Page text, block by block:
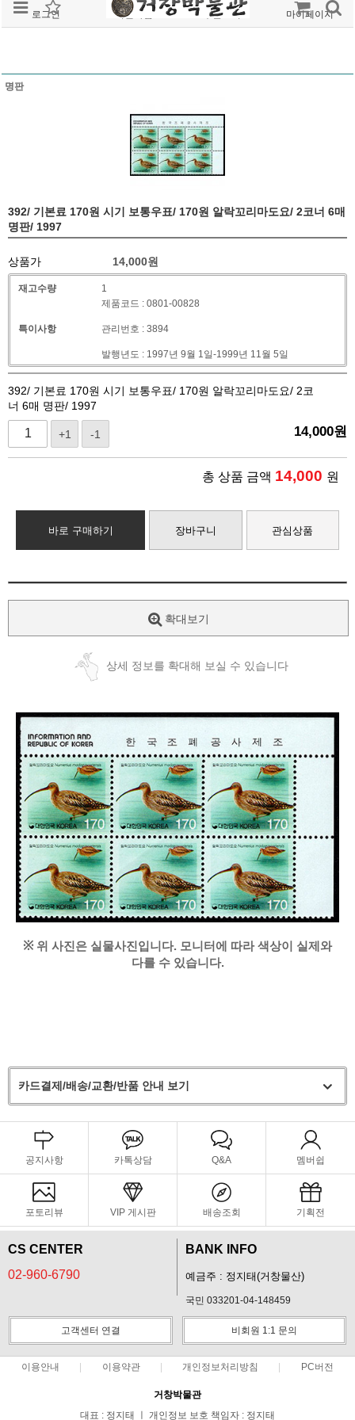
로그인 회원가입 주문조회 마이페이지
명판
392/ 기본료 170원 시기 보통우표/ 170원 알락꼬리마도요/ 2코너 6매
명판/ 1997
상품가 14,000원
재고수량 1
특이사항
제품코드 : 0801-00828
관리번호 : 3894
발행년도 : 1997년 9월 1일-1999년 11월 5일
392/ 기본료 170원 시기 보통우표/ 170원 알락꼬리마도요/ 2코
너 6매 명판/ 1997
+1 -1 14,000원
총 상품 금액 14,000 원
바로 구매하기 장바구니 관심상품
확대보기
상세 정보를 확대해 보실 수 있습니다
※ 위 사진은 실물사진입니다. 모니터에 따라 색상이 실제와
다를 수 있습니다.
카드결제/배송/교환/반품 안내 보기
공지사항 카톡상담 Q&A 멤버쉽
포토리뷰 VIP 게시판 배송조회 기획전
CS CENTER
02-960-6790
BANK INFO
예금주 : 정지태(거창물산)
국민 033201-04-148459
고객센터 연결 비회원 1:1 문의
이용안내 이용약관 개인정보처리방침 PC버전
거창박물관
대표 : 정지태 ㅣ 개인정보 보호 책임자 : 정지태